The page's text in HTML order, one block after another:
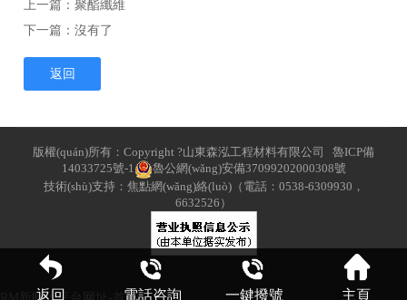
上一篇：聚酯纖維
下一篇：沒有了
返回
版權(quán)所有：Copyright ?山東森泓工程材料有限公司 魯ICP備
14033725號-1
魯公網(wǎng)安備37099202000308號
技術(shù)支持：焦點網(wǎng)絡(luò)（電話：0538-6309930，
6632526）
返回 電話咨詢 一鍵撥號 主頁